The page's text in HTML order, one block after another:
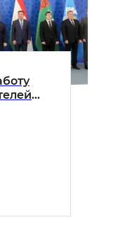
дел